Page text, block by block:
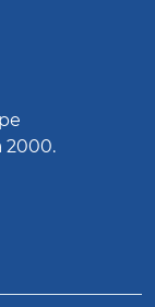
2000.